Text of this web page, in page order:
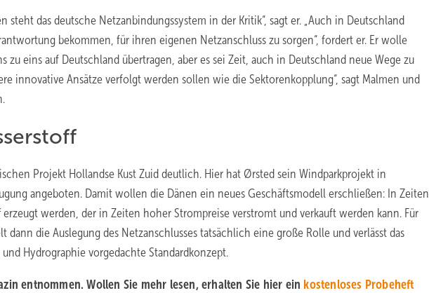
steht das deutsche Netzanbindungssystem in der Kritik“, sagt er. „Auch in Deutschland
bekommen, für ihren eigenen Netzanschluss zu sorgen“, fordert er. Er wolle
zu eins auf Deutschland übertragen, aber es sei Zeit, auch in Deutschland neue Wege zu
innovative Ansätze verfolgt werden sollen wie die Sektorenkopplung“, sagt Malmen und
Projekt Hollandse Kust Zuid deutlich. Hier hat Ørsted sein Windparkprojekt in
angeboten. Damit wollen die Dänen ein neues Geschäftsmodell erschließen: In Zeiten
erzeugt werden, der in Zeiten hoher Strompreise verstromt und verkauft werden kann. Für
die Auslegung des Netzanschlusses tatsächlich eine große Rolle und verlässt das
Hydrographie vorgedachte Standardkonzept.
entnommen. Wollen Sie mehr lesen, erhalten Sie hier ein kostenloses Probeheft